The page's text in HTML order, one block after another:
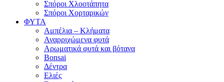
Σπόροι Χλοοτάπητα
Σπόροι Χορταρικών
ΦΥΤΑ
Αμπέλια – Κλήματα
Αναρριχώμενα φυτά
Αρωματικά φυτά και βότανα
Bonsai
Δέντρα
Ελιές